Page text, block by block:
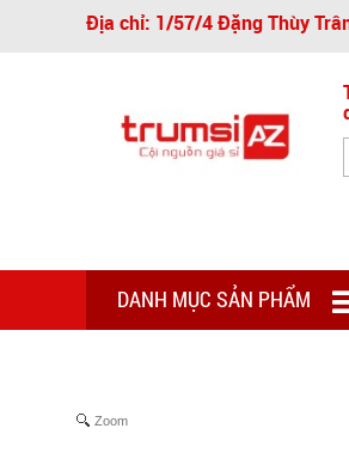
Địa chỉ: 1/57/4 Đặng Thùy
DANH MỤC SẢN PHẨM
Zoom